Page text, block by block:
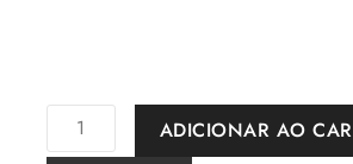
ADICIONAR AO